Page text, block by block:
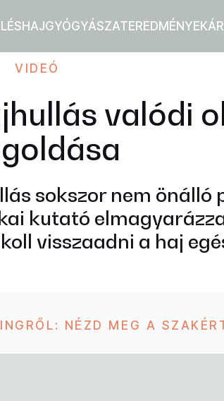
HAJGYÓGYÁSZAT EREDMÉNYEK
VIDEÓ
valódi
sokszor nem
kutató
visszaadni a haj
NÉZD MEG A